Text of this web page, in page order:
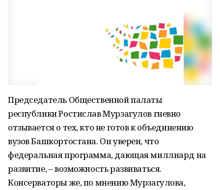
Председатель Общественной палаты
республики Ростислав Мурзагулов гневно
отзывается о тех, кто не готов к объединению
вузов Башкортостана. Он уверен, что
федеральная программа, дающая миллиард на
развитие, – возможность развиваться.
Консерваторы же, по мнению Мурзагулова,